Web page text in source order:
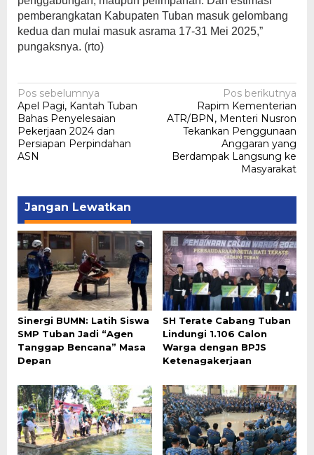
pemberangkatan Kabupaten Tuban masuk gelombang
kedua dan mulai masuk asrama 17-31 Mei 2025,”
pungaksnya. (rto)
Navigasi
pos
Pos sebelumnya
Apel Pagi, Kantah Tuban
Bahas Penyelesaian
Pekerjaan 2024 dan
Persiapan Perpindahan
ASN
Pos berikutnya
Rapim Kementerian
ATR/BPN, Menteri Nusron
Tekankan Penggunaan
Anggaran yang
Berdampak Langsung ke
Masyarakat
Jangan Lewatkan
Sinergi BUMN: Latih Siswa
SMP Tuban Jadi “Agen
Tanggap Bencana” Masa
Depan
SH Terate Cabang Tuban
Lindungi 1.106 Calon
Warga dengan BPJS
Ketenagakerjaan